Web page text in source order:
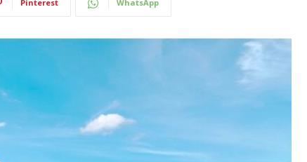
Pinterest WhatsApp